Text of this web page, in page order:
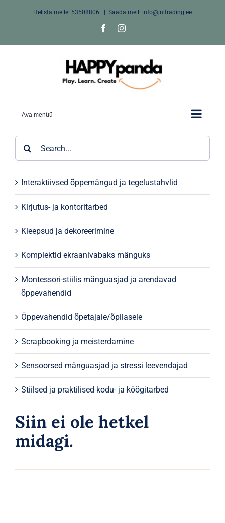
Helista meile: 53508806 Saada meil: info@jnltrading.ee
FacebookInstagram
Ava menüü
Interaktiivsed õppemängud ja tegelustahvlid
Kirjutus- ja kontoritarbed
Kleepsud ja dekoreerimine
Komplektid ekraanivabaks mänguks
Montessori-stiilis mänguasjad ja arendavad
õppevahendid
Õppevahendid õpetajale/õpilasele
Scrapbooking ja meisterdamine
Sensoorsed mänguasjad ja stressi leevendajad
Stiilsed ja praktilised kodu- ja köögitarbed
Siin ei ole hetkel
midagi.